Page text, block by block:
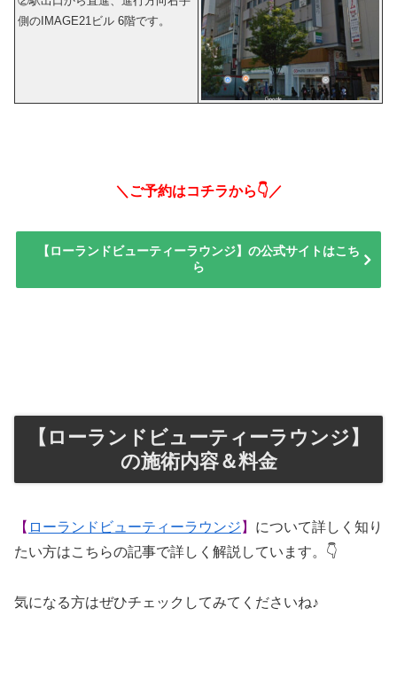
側のIMAGE21ビル 6階です。
＼ご予約はコチラから👇／
【ローランドビューティーラウンジ】の公式サイトはこち
ら
【ローランドビューティーラウンジ】
の施術内容＆料金
【 ローランドビューティーラウンジ 】 について詳しく知り
たい方はこちらの記事で詳しく解説しています。👇
気になる方はぜひチェックしてみてくださいね♪